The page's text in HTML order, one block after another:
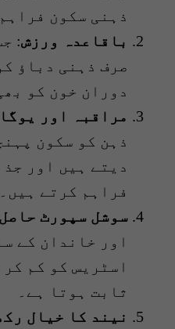
ذہنی سکون
باقاعدہ ورزش:
صرف ذہنی دباؤ
دوران خون کو
مراقبہ اور یوگا
ذہن کو سکون
دیتے ہیں اور
فراہم کرتے ہیں۔
سوشل سپورٹ
اور خاندان کے
اسٹریس کو کم
ثابت ہوتا ہے۔
نیند کا خیال